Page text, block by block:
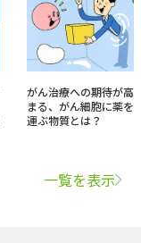
がん治療への期待が高
まる、がん細胞に薬を
運ぶ物質とは？
一覧を表示